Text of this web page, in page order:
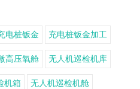
电桩钣金 充电桩钣金加工
高压氧舱 无人机巡检机库
机箱 无人机巡检机舱